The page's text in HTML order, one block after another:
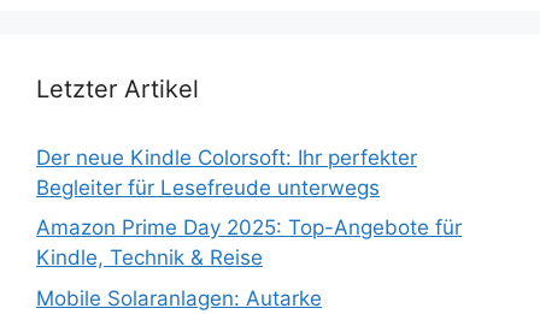
Letzter Artikel
Der neue Kindle Colorsoft: Ihr perfekter
Begleiter für Lesefreude unterwegs
Amazon Prime Day 2025: Top-Angebote für
Kindle, Technik & Reise
Mobile Solaranlagen: Autarke